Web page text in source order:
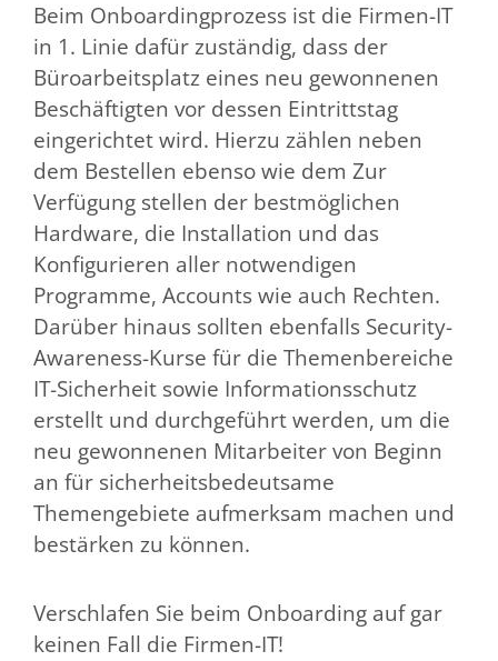
Beim Onboardingprozess ist die Firmen-IT
in 1. Linie dafür zuständig, dass der
Büroarbeitsplatz eines neu gewonnenen
Beschäftigten vor dessen Eintrittstag
eingerichtet wird. Hierzu zählen neben
dem Bestellen ebenso wie dem Zur
Verfügung stellen der bestmöglichen
Hardware, die Installation und das
Konfigurieren aller notwendigen
Programme, Accounts wie auch Rechten.
Darüber hinaus sollten ebenfalls Security-
Awareness-Kurse für die Themenbereiche
IT-Sicherheit sowie Informationsschutz
erstellt und durchgeführt werden, um die
neu gewonnenen Mitarbeiter von Beginn
an für sicherheitsbedeutsame
Themengebiete aufmerksam machen und
bestärken zu können.
Verschlafen Sie beim Onboarding auf gar
keinen Fall die Firmen-IT!